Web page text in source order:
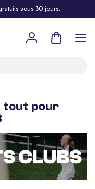
sous 30 jours.
Panier
tout pour